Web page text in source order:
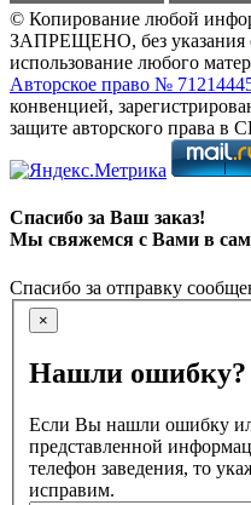
© Копирование любой
ЗАПРЕЩЕНО, без указания
использование любого
Авторское право №
конвенцией,
защите авторского права
Спасибо за Ваш заказ!
Мы свяжемся с Вами в
Спасибо за отправку
×
Нашли ошибку?
Если Вы нашли ошибку
представленной
телефон заведения, то
исправим.